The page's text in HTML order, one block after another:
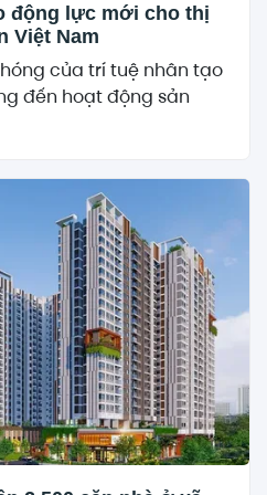
động lực mới cho thị
Việt Nam
của trí tuệ nhân tạo
đến hoạt động sản